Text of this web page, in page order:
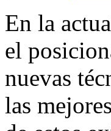
En la
el
nuevas
las